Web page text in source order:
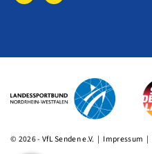
© 2026 - VfL Senden e.V. | Impressum |